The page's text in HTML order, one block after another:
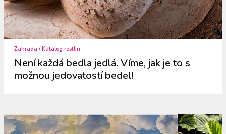
Zahrada /Katalog rostlin
Není každá bedla jedlá. Víme, jak je to s
možnou jedovatostí bedel!